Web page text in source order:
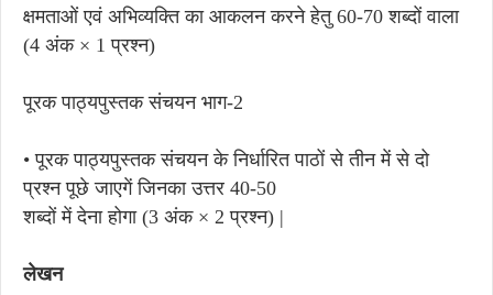
क्षमताओं एवं अभिव्यक्ति का आकलन करने हेतु 60-70 शब्दों वाला
(4 अंक × 1 प्रश्न)
पूरक पाठ्यपुस्तक संचयन भाग-2
• पूरक पाठ्यपुस्तक संचयन के निर्धारित पाठों से तीन में से दो
प्रश्न पूछे जाएगें जिनका उत्तर 40-50
शब्दों में देना होगा (3 अंक × 2 प्रश्न) |
लेखन